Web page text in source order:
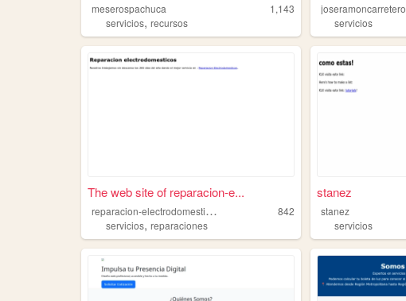
meserospachuca
1,143
servicios, recursos
joseramoncarretero
servicios
The web site of reparacion-e...
r
eparacion-electrodomesticos
842
servicios, reparaciones
stanez
stanez
servicios